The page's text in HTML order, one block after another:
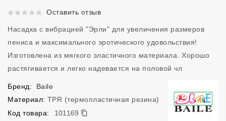
Рейтинг 5 из 5.Оставить отзыв
Насадка с вибрацией "Эрли" для увеличения размеров
пениса и максимального эротического удовольствия!
Изготовлена из мягкого эластичного материала. Хорошо
растягивается и легко надевается на половой чл
Бренд:
Baile
Материал: TPR (термопластичная резина)
Код товара:
101169
101169